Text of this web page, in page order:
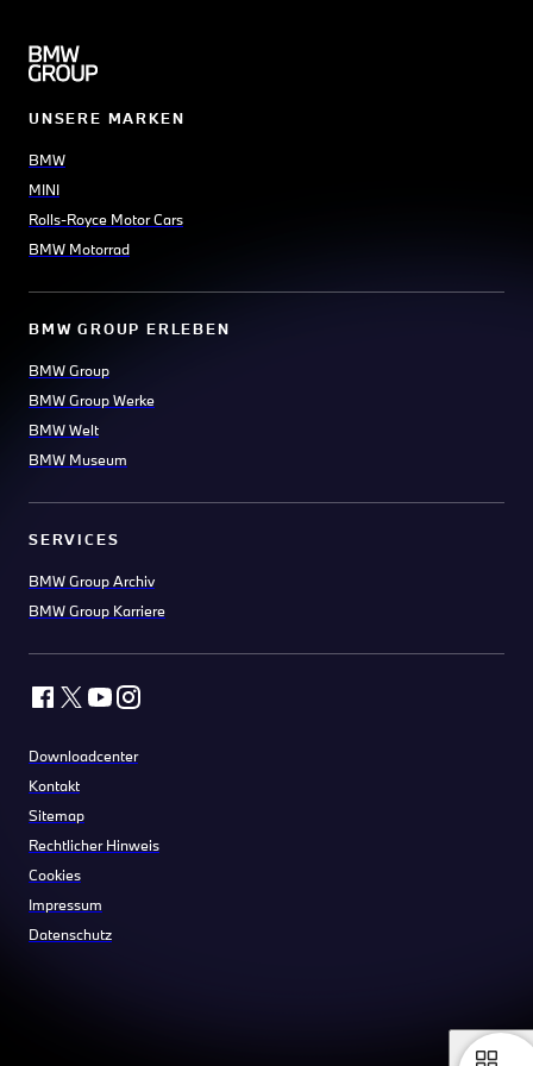
UNSERE MARKEN
BMW
MINI
Rolls-Royce Motor Cars
BMW Motorrad
BMW GROUP ERLEBEN
BMW Group
BMW Group Werke
BMW Welt
BMW Museum
SERVICES
BMW Group Archiv
BMW Group Karriere
Downloadcenter
Kontakt
Sitemap
Rechtlicher Hinweis
Cookies
Impressum
Datenschutz